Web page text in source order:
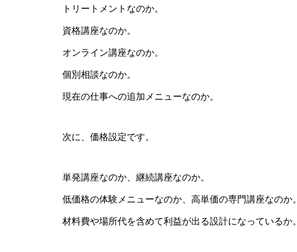
トリートメントなのか。
資格講座なのか。
オンライン講座なのか。
個別相談なのか。
現在の仕事への追加メニューなのか。
次に、価格設定です。
単発講座なのか、継続講座なのか。
低価格の体験メニューなのか、高単価の専門講座なのか。
材料費や場所代を含めて利益が出る設計になっているか。